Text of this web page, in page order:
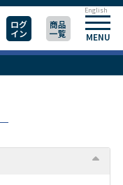
ログ
イン
商品
一覧 MENU
English